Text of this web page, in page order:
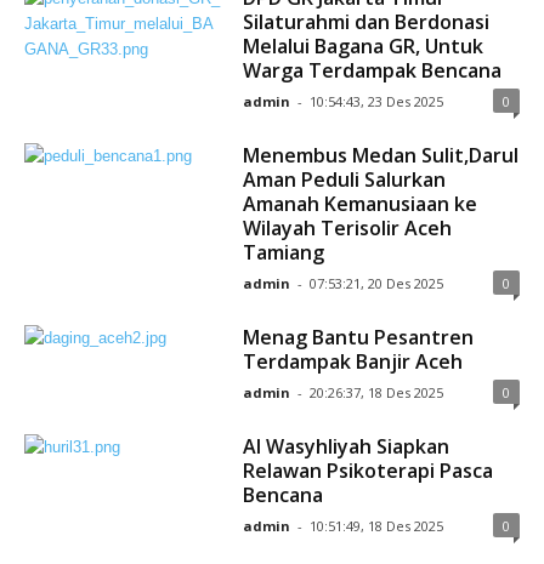
Silaturahmi dan Berdonasi
Melalui Bagana GR, Untuk
Warga Terdampak Bencana
admin - 10:54:43, 23 Des 2025 0
Menembus Medan Sulit,Darul
Aman Peduli Salurkan
Amanah Kemanusiaan ke
Wilayah Terisolir Aceh
Tamiang
admin - 07:53:21, 20 Des 2025 0
Menag Bantu Pesantren
Terdampak Banjir Aceh
admin - 20:26:37, 18 Des 2025 0
Al Wasyhliyah Siapkan
Relawan Psikoterapi Pasca
Bencana
admin - 10:51:49, 18 Des 2025 0